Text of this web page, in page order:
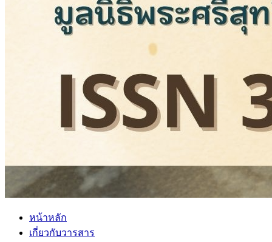
หน้าหลัก
เกี่ยวกับวารสาร